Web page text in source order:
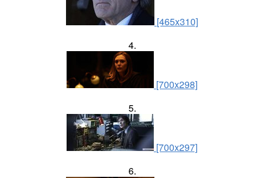
[465x310]
4.
[700x298]
5.
[700x297]
6.